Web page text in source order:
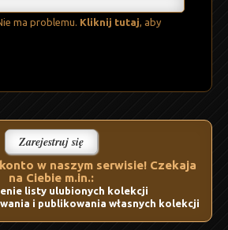
ma problemu. Kliknij tutaj, aby
Zarejestruj się
w naszym serwisie! Czekaja
na Ciebie m.in.:
listy ulubionych kolekcji
i publikowania własnych kolekcji